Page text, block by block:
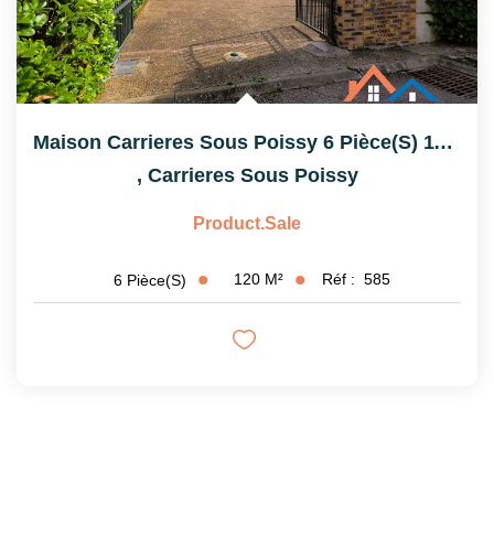
Maison Carrieres Sous Poissy 6 Pièce(s) 119.68 M2
, Carrieres Sous Poissy
Product.sale
6 Pièce(s) 120 M² Réf : 585